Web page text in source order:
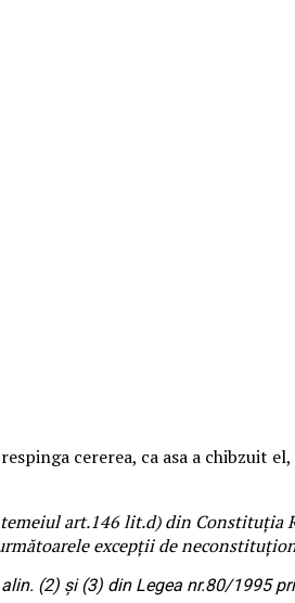
cererea, ca asa a chibzuit
art.146 lit.d) din Constituția
excepții de
(2) şi (3) din Legea nr.80/1995